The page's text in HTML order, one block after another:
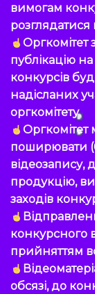
вимогам
Оргкомітет
публікацію
конкурсів
надісланих
оргкомітету.
Оргкомітет
поширювати
відеозапису,
продукцію,
заходів
конкурсного
прийняттям
обсязі, до